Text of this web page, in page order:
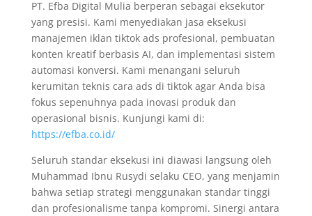
PT. Efba Digital Mulia berperan sebagai eksekutor
yang presisi. Kami menyediakan jasa eksekusi
manajemen iklan tiktok ads profesional, pembuatan
konten kreatif berbasis AI, dan implementasi sistem
automasi konversi. Kami menangani seluruh
kerumitan teknis cara ads di tiktok agar Anda bisa
fokus sepenuhnya pada inovasi produk dan
operasional bisnis. Kunjungi kami di:
https://efba.co.id/
Seluruh standar eksekusi ini diawasi langsung oleh
Muhammad Ibnu Rusydi selaku CEO, yang menjamin
bahwa setiap strategi menggunakan standar tinggi
dan profesionalisme tanpa kompromi. Sinergi antara